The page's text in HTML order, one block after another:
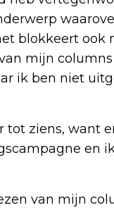
blokkeert ook
mijn
ik ben niet
ziens, want
en
van mijn